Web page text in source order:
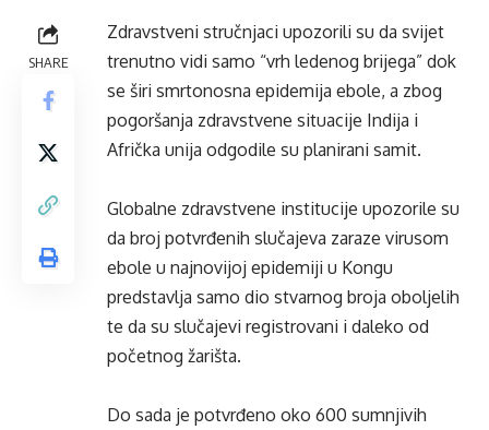
SHARE
Zdravstveni stručnjaci upozorili su da svijet
trenutno vidi samo “vrh ledenog brijega” dok
se širi smrtonosna epidemija ebole, a zbog
pogoršanja zdravstvene situacije Indija i
Afrička unija odgodile su planirani samit.
Globalne zdravstvene institucije upozorile su
da broj potvrđenih slučajeva zaraze virusom
ebole u najnovijoj epidemiji u Kongu
predstavlja samo dio stvarnog broja oboljelih
te da su slučajevi registrovani i daleko od
početnog žarišta.
Do sada je potvrđeno oko 600 sumnjivih